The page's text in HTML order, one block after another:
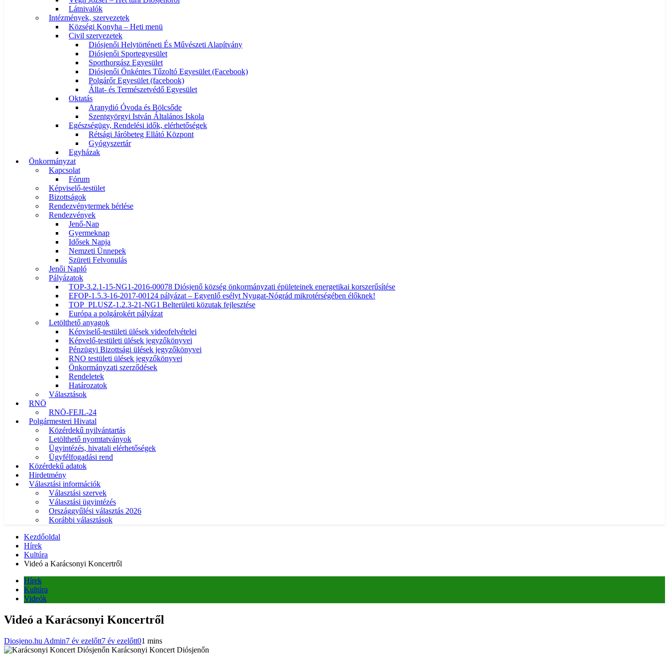
Látnivalók
Intézmények, szervezetek
Községi Konyha – Heti menü
Civil szervezetek
Diósjenői Helytörténeti És Művészeti Alapítvány
Diósjenői Sportegyesület
Sporthorgász Egyesület
Diósjenői Önkéntes Tűzoltó Egyesület (Facebook)
Polgárőr Egyesület (facebook)
Állat- és Természetvédő Egyesület
Oktatás
Aranydió Óvoda és Bölcsőde
Szentgyörgyi István Általános Iskola
Egészségügy, Rendelési idők, elérhetőségek
Rétsági Járóbeteg Ellátó Központ
Gyógyszertár
Egyházak
Önkormányzat
Kapcsolat
Fórum
Képviselő-testület
Bizottságok
Rendezvénytermek bérlése
Rendezvények
Jenő-Nap
Gyermeknap
Idősek Napja
Nemzeti Ünnepek
Szüreti Felvonulás
Jenői Napló
Pályázatok
TOP-3.2.1-15-NG1-2016-00078 Diósjenő község önkormányzati épületeinek energetikai korszerűsítése
EFOP-1.5.3-16-2017-00124 pályázat – Egyenlő esélyt Nyugat-Nógrád mikrotérségében élőknek!
TOP_PLUSZ-1.2.3-21-NG1 Belterületi közutak fejlesztése
Európa a polgárokért pályázat
Letölthető anyagok
Képviselő-testületi ülések videofelvételei
Képvelő-testületi ülések jegyzőkönyvei
Pénzügyi Bizottsági ülések jegyzőkönyvei
RNO testületi ülések jegyzőkönyvei
Önkormányzati szerződések
Rendeletek
Határozatok
Választások
RNÖ
RNÖ-FEJL-24
Polgármesteri Hivatal
Közérdekű nyilvántartás
Letölthető nyomtatványok
Ügyintézés, hivatali elérhetőségek
Ügyfélfogadási rend
Közérdekű adatok
Hirdetmény
Választási információk
Választási szervek
Választási ügyintézés
Országgyűlési választás 2026
Korábbi választások
Kezdőoldal
Hírek
Kultúra
Videó a Karácsonyi Koncertről
Hírek
Kultúra
Videók
Videó a Karácsonyi Koncertről
Diosjeno.hu Admin7 év ezelőtt7 év ezelőtt01 mins
Karácsonyi Koncert Diósjenőn